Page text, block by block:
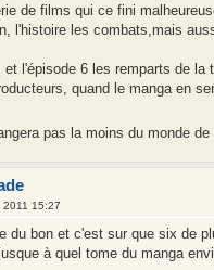
de films qui ce fini
l'histoire les combats,mais
et l'épisode 6 les remparts de
quand le manga en
pas la moins du monde
15:27
du bon et c'est sur que six de
à quel tome du manga